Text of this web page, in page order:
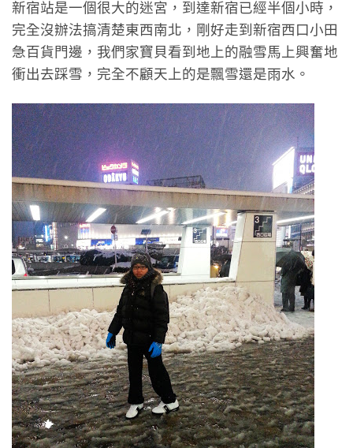
新宿站是一個很大的迷宮，到達新宿已經半個小時，
完全沒辦法搞清楚東西南北，剛好走到新宿西口小田
急百貨門邊，我們家寶貝看到地上的融雪馬上興奮地
衝出去踩雪，完全不顧天上的是飄雪還是雨水。